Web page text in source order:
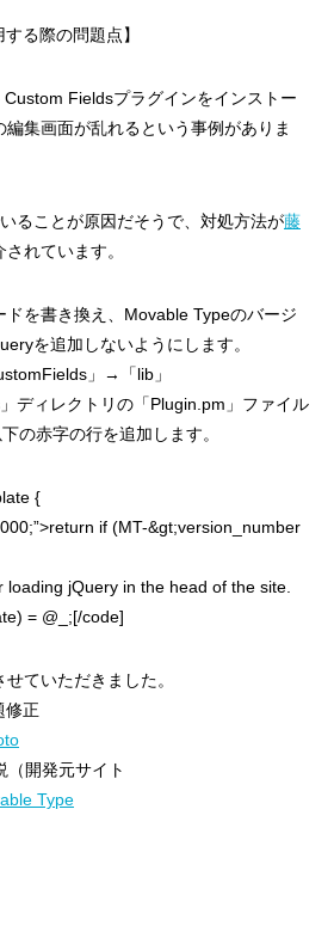
る際の問題点】
Fieldsプラグインをインストー
編集画面が乱れるという事例がありま
ることが原因だそうで、対処方法が藤
されています。
ドを書き換え、Movable Typeのバージ
を追加しないようにします。
」→「lib」
ディレクトリの「Plugin.pm」ファイル
の赤字の行を追加します。
{
if (MT-&gt;version_number
jQuery in the head of the site.
= @_;[/code]
ていただきました。
修正
開発元サイト
Type